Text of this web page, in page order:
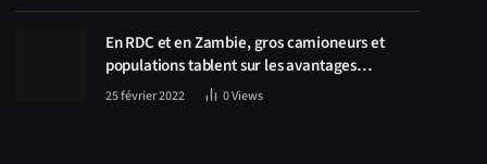
En RDC et en Zambie, gros camioneurs et
populations tablent sur les avantages
économiques de la route Kolwezi-Solwezi
25 février 2022 0Views